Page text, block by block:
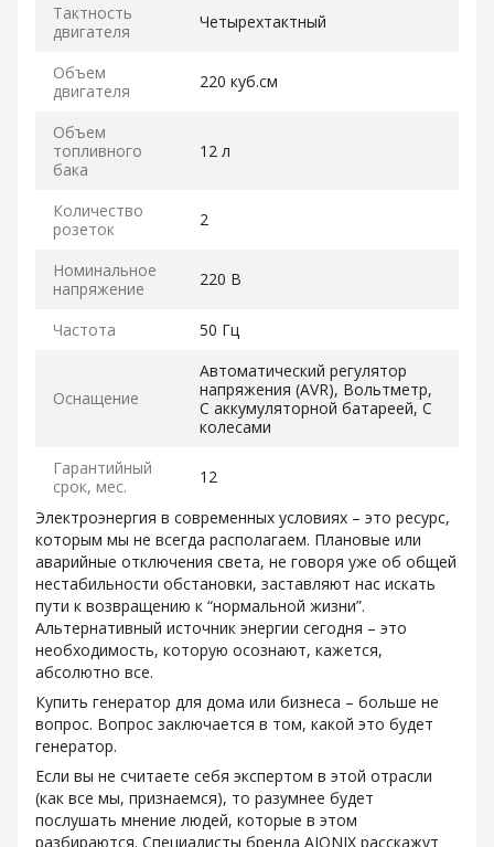
Тактность
двигателя
Четырехтактный
Объем
двигателя
220 куб.см
Объем
топливного
бака
12 л
Количество
розеток
2
Номинальное
напряжение
220 В
Частота 50 Гц
Оснащение
Автоматический регулятор
напряжения (AVR), Вольтметр,
С аккумуляторной батареей, С
колесами
Гарантийный
срок, мес.
12
Электроэнергия в современных условиях – это ресурс,
которым мы не всегда располагаем. Плановые или
аварийные отключения света, не говоря уже об общей
нестабильности обстановки, заставляют нас искать
пути к возвращению к “нормальной жизни”.
Альтернативный источник энергии сегодня – это
необходимость, которую осознают, кажется,
абсолютно все.
Купить генератор для дома или бизнеса – больше не
вопрос. Вопрос заключается в том, какой это будет
генератор.
Если вы не считаете себя экспертом в этой отрасли
(как все мы, признаемся), то разумнее будет
послушать мнение людей, которые в этом
разбираются. Специалисты бренда AJONIX расскажут